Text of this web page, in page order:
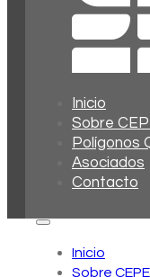
Inicio
Sobre
Polígonos
Asociados
Contacto
Inicio
Sobre CEPE